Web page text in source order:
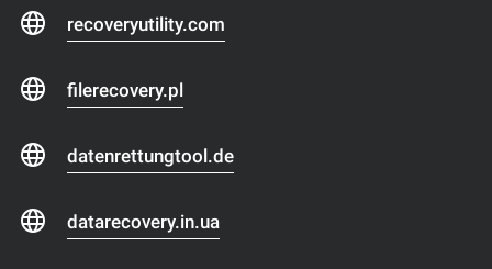
recoveryutility.com
filerecovery.pl
datenrettungtool.de
datarecovery.in.ua